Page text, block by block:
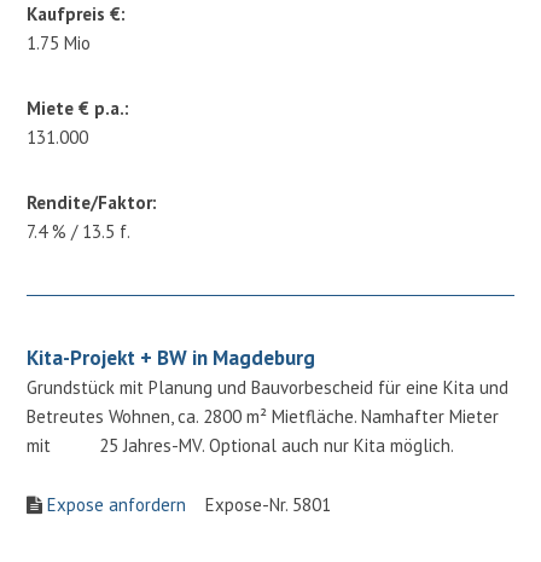
Kaufpreis €:
1.75 Mio
Miete € p.a.:
131.000
Rendite/Faktor:
7.4 % / 13.5 f.
Kita-Projekt + BW in Magdeburg
Grundstück mit Planung und Bauvorbescheid für eine Kita und
Betreutes Wohnen, ca. 2800 m² Mietfläche. Namhafter Mieter
mit 25 Jahres-MV. Optional auch nur Kita möglich.
Expose anfordern Expose-Nr. 5801